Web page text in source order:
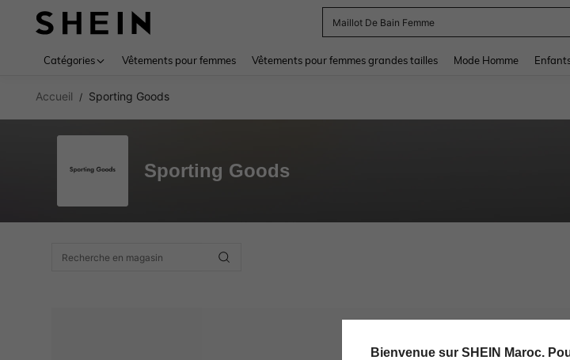
Maillot De Bain Femme
Catégories Vêtements pour femmes Vêtements pour femmes grandes tailles Mode Homme
Accueil / Sporting Goods
Sporting Goods
Bienvenue sur SHEIN Maroc.